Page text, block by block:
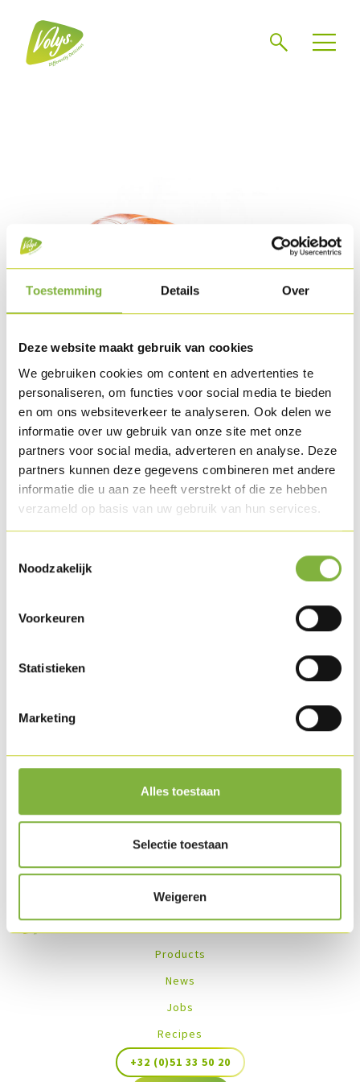
Toestemming Details Over
Deze website maakt gebruik van cookies
We gebruiken cookies om content en advertenties te
personaliseren, om functies voor social media te bieden
en om ons websiteverkeer te analyseren. Ook delen we
informatie over uw gebruik van onze site met onze
partners voor social media, adverteren en analyse. Deze
partners kunnen deze gegevens combineren met andere
informatie die u aan ze heeft verstrekt of die ze hebben
verzameld op basis van uw gebruik van hun services.
Noodzakelijk
Voorkeuren
Statistieken
Marketing
Alles toestaan
Selectie toestaan
Weigeren
Poultry sausage with pepper
Reference: 146
Description
Marinated turkey thigh, with added peppercorns, filled in a
Obtainable in bulk piece and consumer packaging.
Available in chilled.
Recipes with this product
Products
News
Jobs
Recipes
+32 (0)51 33 50 20